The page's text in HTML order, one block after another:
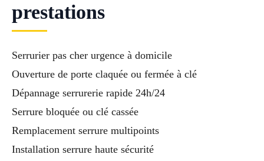
prestations
Serrurier pas cher urgence à domicile
Ouverture de porte claquée ou fermée à clé
Dépannage serrurerie rapide 24h/24
Serrure bloquée ou clé cassée
Remplacement serrure multipoints
Installation serrure haute sécurité